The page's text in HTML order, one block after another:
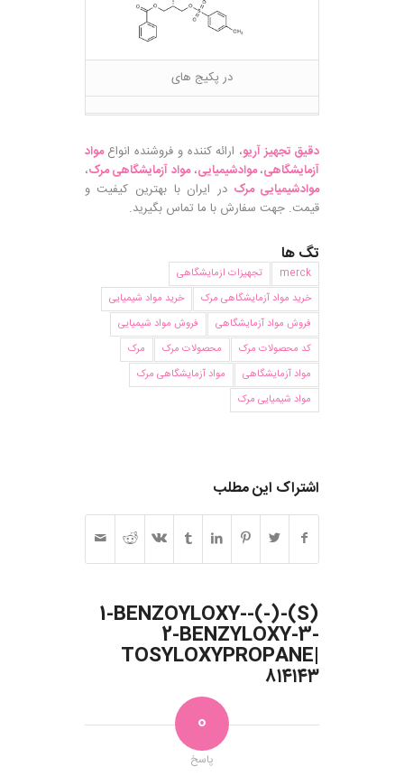
در پکیج های
دقیق تجهیز آریو، ارائه کننده و فروشنده انواعمواد
آزمایشگاهی،موادشیمیایی،مواد آزمایشگاهی مرک،
موادشیمیایی مرک در ایران با بهترین کیفیت و
قیمت. جهت سفارش با ما تماس بگیرید.
تگ ها
merck
تجهیزات ازمایشگاهی
خرید مواد آزمایشگاهی مرک
خرید مواد شیمیایی
فروش مواد آزمایشگاهی
فروش مواد شیمیایی
کد محصولات مرک
محصولات مرک
مرک
مواد آزمایشگاهی
مواد آزمایشگاهی مرک
مواد شیمیایی مرک
اشتراک این مطلب
(S)-(-)-1-BENZOYLOXY-
2-BENZYLOXY-3-
TOSYLOXYPROPANE|
۸۱۴۱۴۳
0
پاسخ